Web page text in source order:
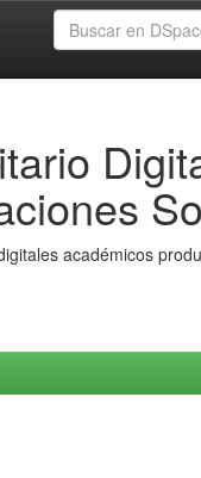
académicos